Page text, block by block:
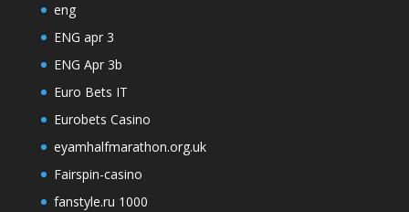
eng
ENG apr 3
ENG Apr 3b
Euro Bets IT
Eurobets Casino
eyamhalfmarathon.org.uk
Fairspin-casino
fanstyle.ru 1000